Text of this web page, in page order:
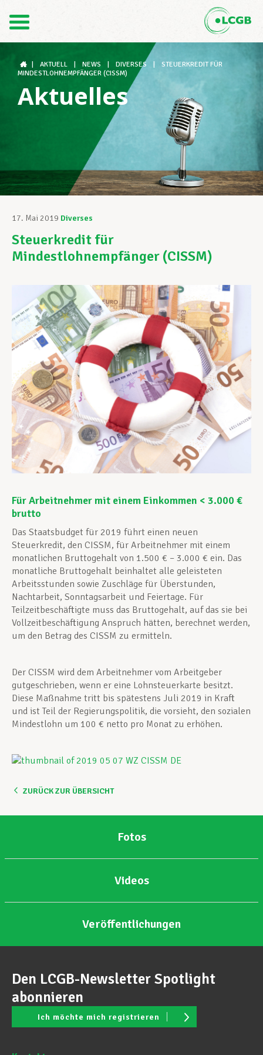
FR
Der LCGB
Gewerkschaftsstrukturen
Unterstützung im Arbeitsalltag
Ihre Rechte
Unterstützung im Privatleben
Berufliche Weiterentwicklung
Mitglied werden
Aktuell
AKTUELL NEWS DIVERSES
STEUERKREDIT FÜR
MINDESTLOHNEMPFÄNGER (CISSM)
Aktuelles
17. Mai 2019 Diverses
Steuerkredit für
Mindestlohnempfänger (CISSM)
Für Arbeitnehmer mit einem Einkommen < 3.000 €
brutto
Das Staatsbudget für 2019 führt einen neuen
Steuerkredit, den CISSM, für Arbeitnehmer mit einem
monatlichen Bruttogehalt von 1.500 € – 3.000 € ein. Das
monatliche Bruttogehalt beinhaltet alle geleisteten
Arbeitsstunden sowie Zuschläge für Überstunden,
Nachtarbeit, Sonntagsarbeit und Feiertage. Für
Teilzeitbeschäftigte muss das Bruttogehalt, auf das sie bei
Vollzeitbeschäftigung Anspruch hätten, berechnet werden,
um den Betrag des CISSM zu ermitteln.
Der CISSM wird dem Arbeitnehmer vom Arbeitgeber
gutgeschrieben, wenn er eine Lohnsteuerkarte besitzt.
Diese Maßnahme tritt bis spätestens Juli 2019 in Kraft
und ist Teil der Regierungspolitik, die vorsieht, den sozialen
Mindestlohn um 100 € netto pro Monat zu erhöhen.
ZURÜCK ZUR ÜBERSICHT
Fotos
Videos
Veröffentlichungen
Den LCGB-Newsletter Spotlight
abonnieren
Ich möchte mich registrieren